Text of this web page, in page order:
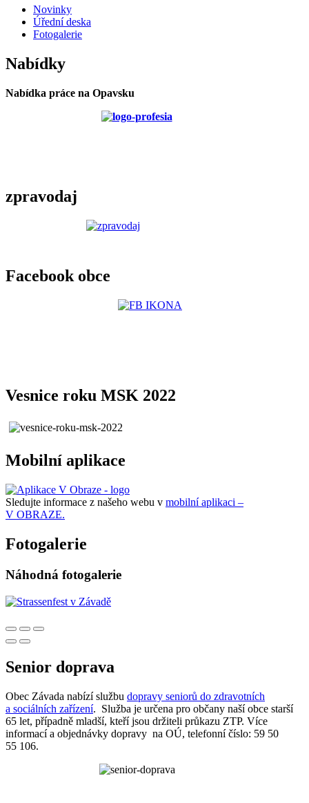
Novinky
Úřední deska
Fotogalerie
Nabídky
Nabídka práce na Opavsku
zpravodaj
Facebook obce
Vesnice roku MSK 2022
Mobilní aplikace
Sledujte informace z našeho webu v mobilní aplikaci –
V OBRAZE.
Fotogalerie
Náhodná fotogalerie
Senior doprava
Obec Závada nabízí službu dopravy seniorů do zdravotních
a sociálních zařízení. Služba je určena pro občany naší obce starší
65 let, případně mladší, kteří jsou držiteli průkazu ZTP. Více
informací a objednávky dopravy na OÚ, telefonní číslo: 59 50
55 106.